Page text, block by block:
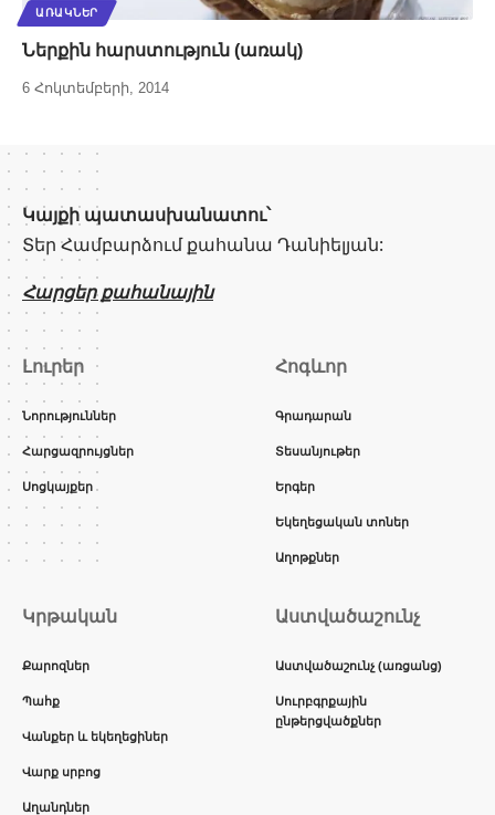
ԱՌԱԿՆԵՐ
Ներքին հարստություն (առակ)
6 Հոկտեմբերի, 2014
Կայքի պատասխանատու՝
Տեր Համբարձում քահանա Դանիելյան:
Հարցեր քահանային
Լուրեր
Նորություններ
Հարցազրույցներ
Սոցկայքեր
Հոգևոր
Գրադարան
Տեսանյութեր
Երգեր
Եկեղեցական տոներ
Աղոթքներ
Կրթական
Քարոզներ
Պահք
Վանքեր և եկեղեցիներ
Վարք սրբոց
Աղանդներ
Աստվածաշունչ
Աստվածաշունչ (առցանց)
Սուրբգրքային
ընթերցվածքներ